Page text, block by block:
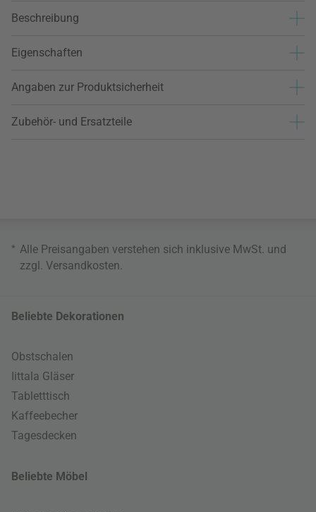
Beschreibung
Eigenschaften
Angaben zur Produktsicherheit
Zubehör- und Ersatzteile
* Alle Preisangaben verstehen sich inklusive MwSt. und
zzgl. Versandkosten
Beliebte Dekorationen
Obstschalen
Iittala Gläser
Tabletttisch
Kaffeebecher
Tagesdecken
Beliebte Möbel